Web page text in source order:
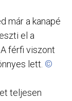
már a kanapé
el a
férfi viszont
lett. ©
teljesen